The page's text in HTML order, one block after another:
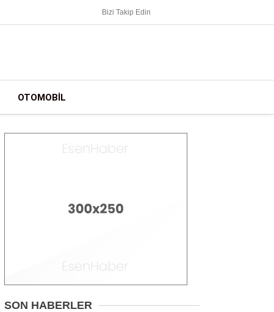
Gündem
Bizi Takip Edin
OTOMOBIL
SON HABERLER